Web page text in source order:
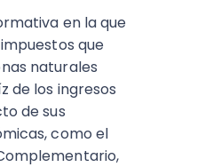
en la que
que
naturales
de los ingresos
de sus
como el